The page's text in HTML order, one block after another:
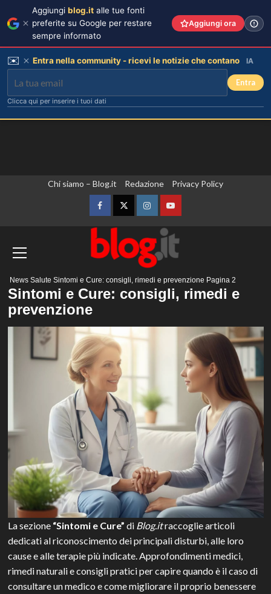
Chi siamo – Blog.it Redazione Privacy Policy
FacebookTwitterInstagramYouTube
principale
News Salute Sintomi e Cure: consigli, rimedi e prevenzione Pagina 2
Sintomi e Cure: consigli, rimedi e
prevenzione
La sezione “Sintomi e Cure” di Blog.itraccoglie articoli
dedicati al riconoscimento dei principali disturbi, alle loro
cause e alle terapie più indicate. Approfondimenti medici,
rimedi naturali e consigli pratici per capire quando è il caso di
consultare un medico e come migliorare il proprio benessere
Aggiungi blog.it alle tue fonti
preferite su Google per restare
sempre informato
Aggiungi ora
✉️ Entra nella community - ricevi le notizie che contano IA
Entra
Clicca qui per inserire i tuoi dati